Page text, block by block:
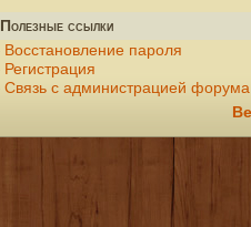
Полезные ссылки
Восстановление пароля
Регистрация
Связь с администрацией форума